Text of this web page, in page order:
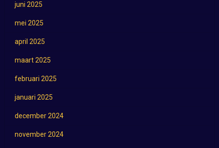
juni 2025
mei 2025
april 2025
maart 2025
februari 2025
januari 2025
december 2024
november 2024